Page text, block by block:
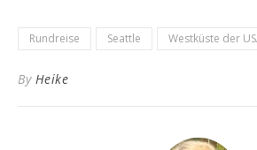
Rundreise Seattle Westküste der
By Heike